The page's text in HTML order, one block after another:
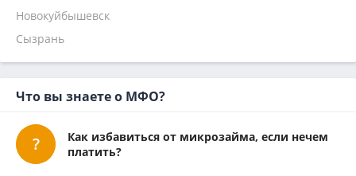
На 1 месяц
Надо денег
Кредит 7
Новокуйбышевск
Сызрань
Что вы знаете о МФО?
Как избавиться от микрозайма, если нечем
платить?